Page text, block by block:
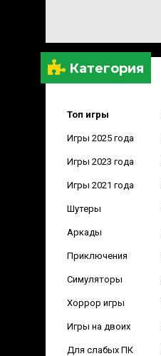
Категория
Топ игры
Игры 2025 года
Игры 2023 года
Игры 2021 года
Шутеры
Аркады
Приключения
Симуляторы
Хоррор игры
Игры на двоих
Для слабых ПК